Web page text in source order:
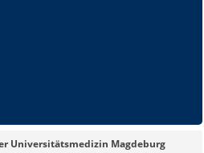
Universitätsmedizin Magdeburg